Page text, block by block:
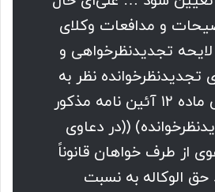
و مدافعات وکلای
تجدیدنظرخواهی و
تجدیدنظرخوانده نظر به
اینکه بر اساس ماده ۱۲ آئین نامه مذکور
((در دعاوی
از طرف خواهان قانوناً
الوکاله به نسبت